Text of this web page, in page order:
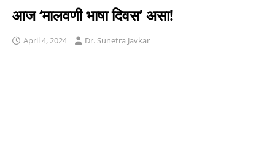
आज ‘मालवणी भाषा दिवस’ असा!
April 4, 2024 Dr. Sunetra Javkar